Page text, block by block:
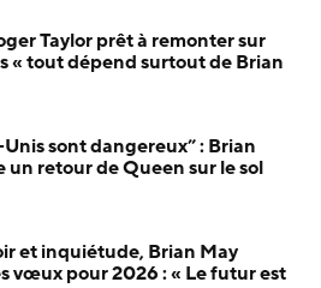
Taylor prêt à remonter sur
« tout dépend surtout de Brian
sont dangereux” : Brian
un retour de Queen sur le sol
et inquiétude, Brian May
vœux pour 2026 : « Le futur est